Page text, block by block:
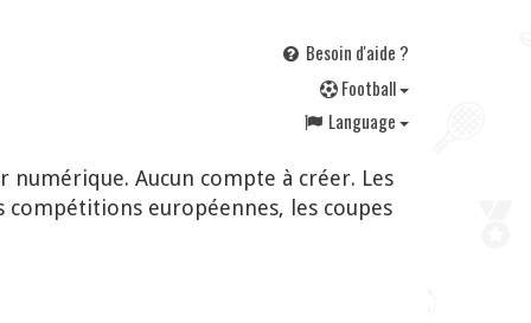
Besoin d'aide ?
Football
Language
Aucun compte à créer. Les
européennes, les coupes